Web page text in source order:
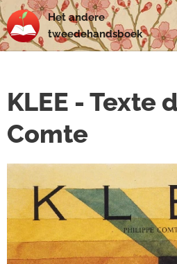
Hetandere
tweedehandsboek
KLEE - Texte
Comte